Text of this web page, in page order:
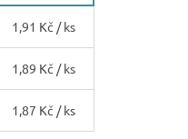
1,91 Kč / ks
1,89 Kč / ks
1,87 Kč / ks